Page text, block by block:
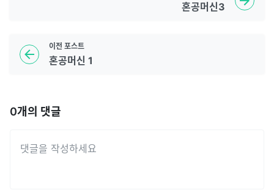
이전 포스트
혼공머신 1
혼공머신3
0개의 댓글